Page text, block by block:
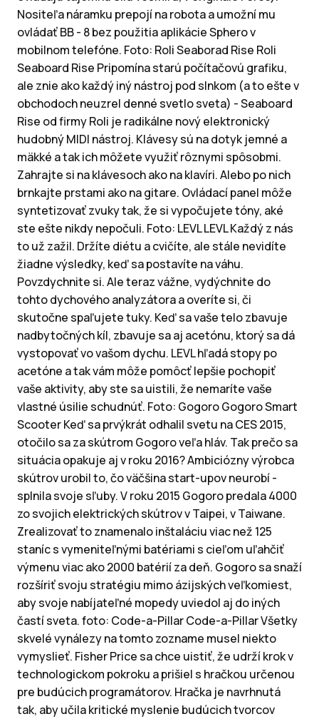
Nositeľa náramku prepojí na robota a umožní mu
ovládať BB - 8 bez použitia aplikácie Sphero v
mobilnom telefóne. Foto: Roli Seaborad Rise Roli
Seaboard Rise Pripomína starú počítačovú grafiku,
ale znie ako každý iný nástroj pod slnkom (a to ešte v
obchodoch neuzrel denné svetlo sveta) - Seaboard
Rise od firmy Roli je radikálne nový elektronický
hudobný MIDI nástroj. Klávesy sú na dotyk jemné a
mäkké a tak ich môžete využiť rôznymi spôsobmi.
Zahrajte si na klávesoch ako na klavíri. Alebo po nich
brnkajte prstami ako na gitare. Ovládací panel môže
syntetizovať zvuky tak, že si vypočujete tóny, aké
ste ešte nikdy nepočuli. Foto: LEVL LEVL Každý z nás
to už zažil. Držíte diétu a cvičíte, ale stále nevidíte
žiadne výsledky, keď sa postavíte na váhu.
Povzdychnite si. Ale teraz vážne, vydýchnite do
tohto dychového analyzátora a overíte si, či
skutočne spaľujete tuky. Keď sa vaše telo zbavuje
nadbytočných kíl, zbavuje sa aj acetónu, ktorý sa dá
vystopovať vo vašom dychu. LEVL hľadá stopy po
acetóne a tak vám môže pomôcť lepšie pochopiť
vaše aktivity, aby ste sa uistili, že nemaríte vaše
vlastné úsilie schudnúť. Foto: Gogoro Gogoro Smart
Scooter Keď sa prvýkrát odhalil svetu na CES 2015,
otočilo sa za skútrom Gogoro veľa hláv. Tak prečo sa
situácia opakuje aj v roku 2016? Ambiciózny výrobca
skútrov urobil to, čo väčšina start-upov neurobí -
splnila svoje sľuby. V roku 2015 Gogoro predala 4000
zo svojich elektrických skútrov v Taipei, v Taiwane.
Zrealizovať to znamenalo inštaláciu viac než 125
staníc s vymeniteľnými batériami s cieľom uľahčiť
výmenu viac ako 2000 batérií za deň. Gogoro sa snaží
rozšíriť svoju stratégiu mimo ázijských veľkomiest,
aby svoje nabíjateľné mopedy uviedol aj do iných
častí sveta. foto: Code-a-Pillar Code-a-Pillar Všetky
skvelé vynálezy na tomto zozname musel niekto
vymyslieť. Fisher Price sa chce uistiť, že udrží krok v
technologickom pokroku a prišiel s hračkou určenou
pre budúcich programátorov. Hračka je navrhnutá
tak, aby učila kritické myslenie budúcich tvorcov